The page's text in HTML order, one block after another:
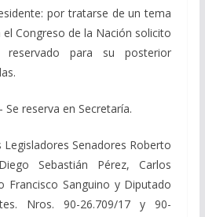
por tratarse de un tema
Congreso de la Nación solicito
para su posterior
reserva en Secretaría.
Senadores Roberto
Sebastián Pérez, Carlos
Francisco Sanguino y Diputado
Nros. 90-26.709/17 y 90-